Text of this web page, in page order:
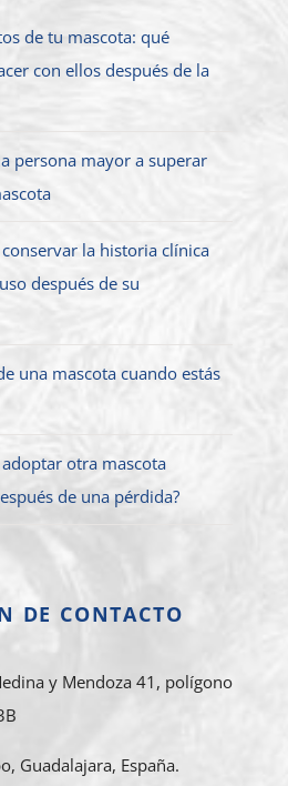
de tu mascota: qué
con ellos después de la
persona mayor a superar
la historia clínica
después de su
una mascota cuando estás
otra mascota
de una pérdida?
DE CONTACTO
y Mendoza 41, polígono
Guadalajara, España.